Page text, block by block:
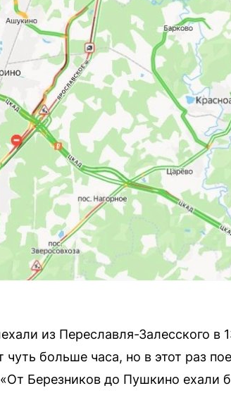
из Переславля-Залесского
больше часа, но в этот раз
Березников до Пушкино ехали